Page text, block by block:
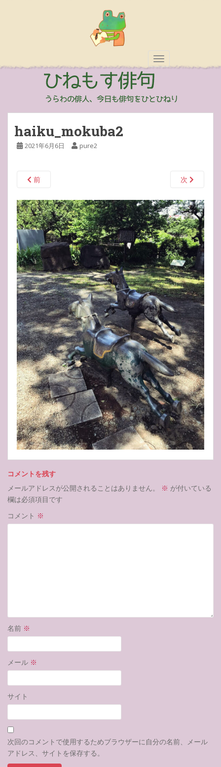
TOGGLE
haiku_mokuba2
2021年6月6日 pure2
前 次
コメントを残す
メールアドレスが公開されることはありません。
※ が付いている
欄は必須項目です
コメント ※
名前 ※
メール ※
サイト
次回のコメントで使用するためブラウザーに自分の名前、メール
アドレス、サイトを保存する。